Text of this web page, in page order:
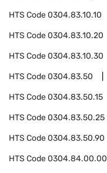
HTS Code0304.83.10.10
HTS Code0304.83.10.20
HTS Code0304.83.10.30
HTS Code0304.83.50
HTS Code0304.83.50.15
HTS Code0304.83.50.25
HTS Code0304.83.50.90
HTS Code0304.84.00.00